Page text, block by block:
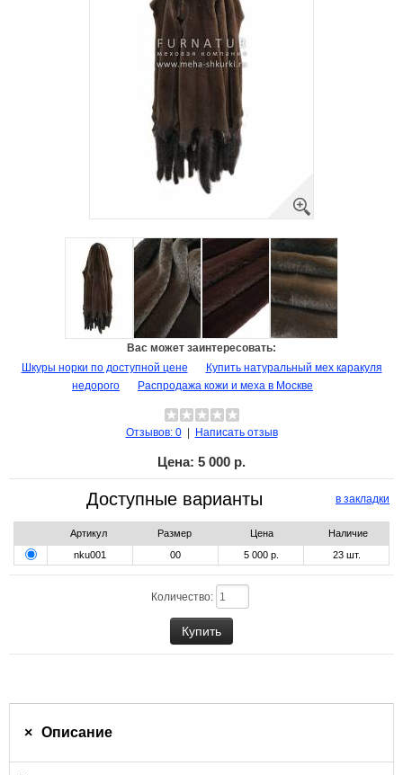
Вас может заинтересовать:
Шкуры норки по доступной цене
Купить натуральный мех каракуля
недорого
Распродажа кожи и меха в Москве
Отзывов: 0| Написать отзыв
Цена: 5 000 р.
в закладки
Доступные варианты
Артикул Размер Цена
Наличие
nku001
00 5 000 р. 23 шт.
Количество:
Описание